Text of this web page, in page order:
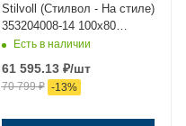
Stilvoll (Стилвол - На стиле)
353204008-14 100х80
стекло прозрачное
поддона
Есть в наличии
61 595.13₽/шт
70 799₽ -13%